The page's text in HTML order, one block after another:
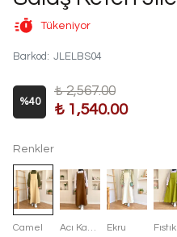
Tükeniyor
Barkod : JLELBS04
%40
₺ 2,567.00
₺ 1,540.00
Renkler
Camel Ekru